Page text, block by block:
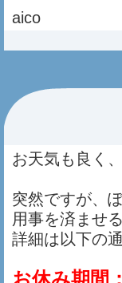
aico
お天気も良く
突然ですが、
用事を済ませ
詳細は以下の